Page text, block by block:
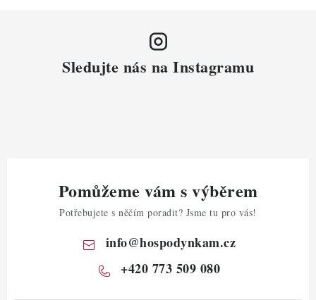
Sledujte nás na Instagramu
Pomůžeme vám s výběrem
Potřebujete s něčím poradit? Jsme tu pro vás!
info@hospodynkam.cz
+420 773 509 080